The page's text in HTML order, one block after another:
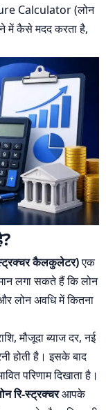
Calculator (लोन
में कैसे मदद करता है,
कैलकुलेटर)एक
लगा सकते हैं कि लोन
लोन अवधि में कितना
मौजूदा ब्याज दर, नई
होती है। इसके बाद
परिणाम दिखाता है।
रि-स्ट्रक्चरआपके